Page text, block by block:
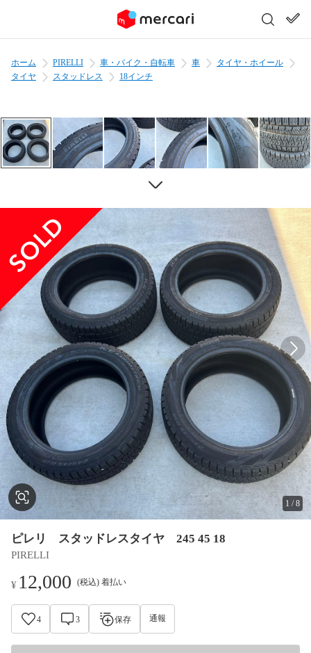
ホーム PIRELLI 車・バイク・自転車 車
タイヤ・ホイール
タイヤ
スタッドレス 18インチ
1 /8
ピレリ スタッドレスタイヤ 245 45 18
PIRELLI
¥ 12,000 (税込) 着払い
4 3 保存 通報